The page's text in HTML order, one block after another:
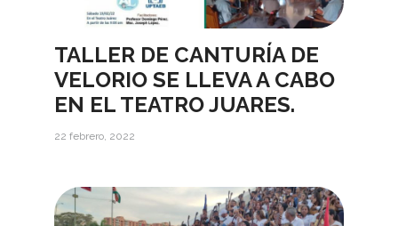
TALLER DE CANTURÍA DE
VELORIO SE LLEVA A CABO
EN EL TEATRO JUARES.
22 febrero, 2022